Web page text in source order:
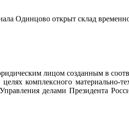
Одинцово открыт склад
лицом созданным в
комплексного материально-
делами Президента